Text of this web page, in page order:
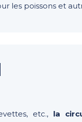
les poissons et
etc., la